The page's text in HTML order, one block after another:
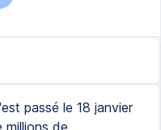
passé le 18 janvier
millions de